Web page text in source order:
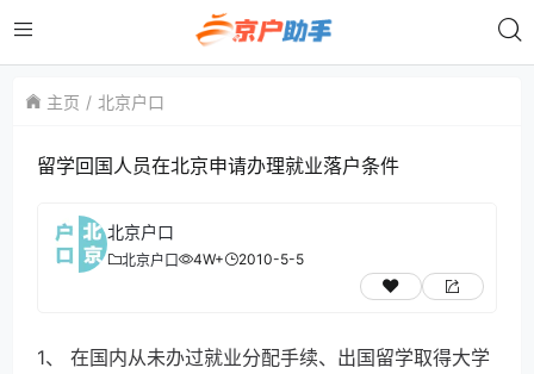
主页 北京户口
留学回国人员在北京申请办理就业落户条件
北京户口
北京户口 4W+ 2010-5-5
1、 在国内从未办过就业分配手续、出国留学取得大学